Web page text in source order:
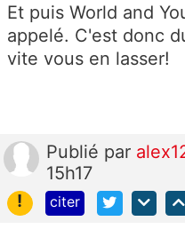
Et puis World and
appelé. C'est donc
vite vous en lasser!
Publié par
15h17
!
citer